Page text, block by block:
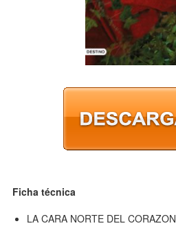
Ficha técnica
LA CARA NORTE DEL CORAZON